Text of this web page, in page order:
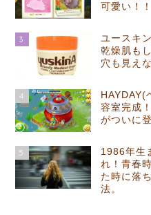
可愛い！！
3
ユースキ
乾燥肌も
穴も見え
4
HAYDAY(
容室完成
がついに
5
1986年生
れ！青春
た時に落
法。